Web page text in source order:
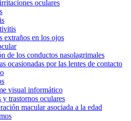
oculares
extraños en los ojos
de los conductos nasolagrimales
ocasionadas por las lentes de contacto
visual informático
y trastornos oculares
macular asociada a la edad